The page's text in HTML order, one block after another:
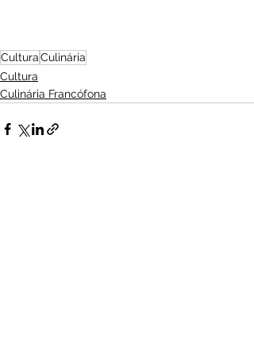
CulturaCulinária
Cultura
Culinária Francófona